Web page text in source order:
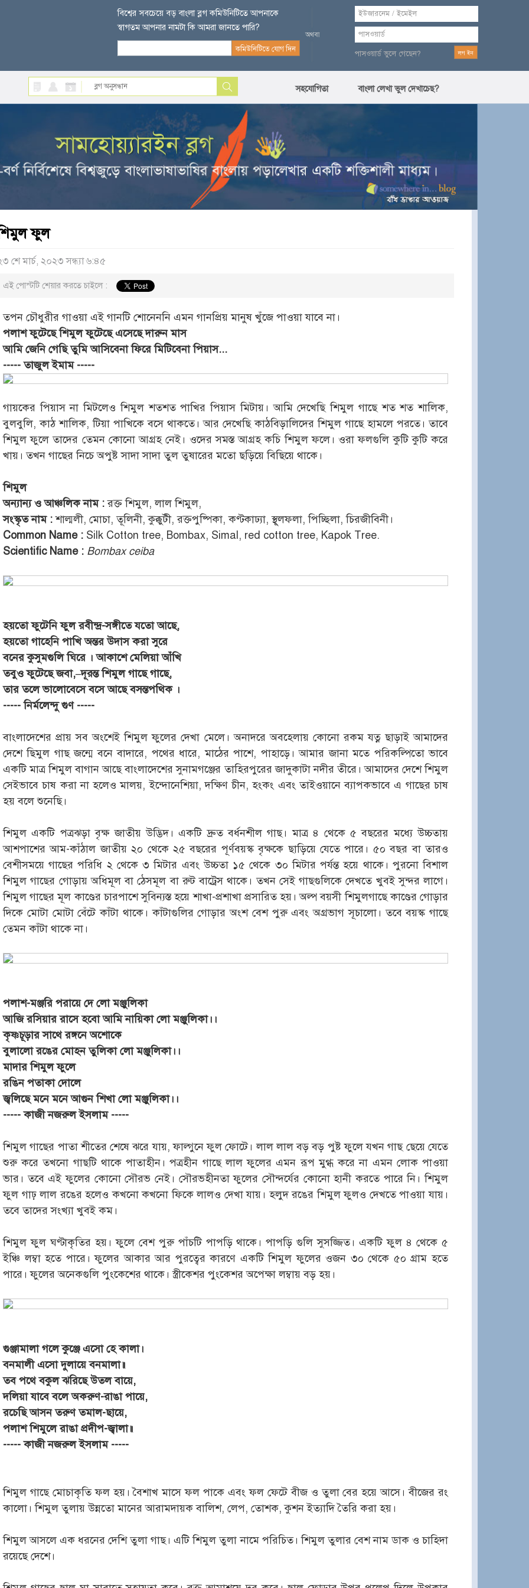
বিশ্বের সবচেয়ে বড় বাংলা ব্লগ কমিউনিটিতে আপনাকে
স্বাগতম আপনার নামটা কি আমরা জানতে পারি?
পাসওয়ার্ড ভুলে গেছেন?
সহযোগিতা বাংলা লেখা ভুল দেখাচেছ?
ফুল
শে মার্চ, ২০২৩ সন্ধ্যা ৬:৪৫
এই পোস্টটি শেয়ার করতে চাইলে :
তপন চৌধুরীর গাওয়া এই গানটি শোনেননি এমন গানপ্রিয় মানুষ খুঁজে পাওয়া যাবে না।
পলাশ ফুটেছে শিমুল ফুটেছে এসেছে দারুন মাস
আমি জেনি গেছি তুমি আসিবেনা ফিরে মিটিবেনা পিয়াস...
----- তাজুল ইমাম -----
গায়কের পিয়াস না মিটলেও শিমুল শতশত পাখির পিয়াস মিটায়। আমি দেখেছি শিমুল গাছে শত শত শালিক,
বুলবুলি, কাঠ শালিক, টিয়া পাখিকে বসে থাকতে। আর দেখেছি কাঠবিড়ালিদের শিমুল গাছে হামলে পরতে। তাবে
শিমুল ফুলে তাদের তেমন কোনো আগ্রহ নেই। ওদের সমস্ত আগ্রহ কচি শিমুল ফলে। ওরা ফলগুলি কুটি কুটি করে
খায়। তখন গাছের নিচে অপুষ্ট সাদা সাদা তুল তুষারের মতো ছড়িয়ে বিছিয়ে থাকে।
শিমুল
অন্যান্য ও আঞ্চলিক নাম :রক্ত শিমুল, লাল শিমুল,
সংস্কৃত নাম :শাল্মলী, মোচা, তূলিনী, কুক্কুটী, রক্তপুষ্পিকা, কণ্টকাঢ্যা, স্থূলফলা, পিচ্ছিলা, চিরজীবিনী।
Common Name : Silk Cotton tree, Bombax, Simal, red cotton tree, Kapok Tree.
Scientific Name : Bombax ceiba
হয়তো ফুটেনি ফুল রবীন্দ্র-সঙ্গীতে যতো আছে,
হয়তো গাহেনি পাখি অন্তর উদাস করা সুরে
বনের কুসুমগুলি ঘিরে । আকাশে মেলিয়া আঁখি
তবুও ফুটেছে জবা,–দূরন্ত শিমুল গাছে গাছে,
তার তলে ভালোবেসে বসে আছে বসন্তপথিক ।
----- নির্মলেন্দু গুণ -----
বাংলাদেশের প্রায় সব অংশেই শিমুল ফুলের দেখা মেলে। অনাদরে অবহেলায় কোনো রকম যত্ন ছাড়াই আমাদের
দেশে ছিমুল গাছ জন্মে বনে বাদারে, পথের ধারে, মাঠের পাশে, পাহাড়ে। আমার জানা মতে পরিকল্পিতো ভাবে
একটি মাত্র শিমুল বাগান আছে বাংলাদেশের সুনামগঞ্জের তাহিরপুরের জাদুকাটা নদীর তীরে। আমাদের দেশে শিমুল
সেইভাবে চাষ করা না হলেও মালয়, ইন্দোনেশিয়া, দক্ষিণ চীন, হংকং এবং তাইওয়ানে ব্যাপকভাবে এ গাছের চাষ
হয় বলে শুনেছি।
শিমুল একটি পত্রঝড়া বৃক্ষ জাতীয় উদ্ভিদ। একটি দ্রুত বর্ধনশীল গাছ। মাত্র ৪ থেকে ৫ বছরের মধ্যে উচ্চতায়
আশপাশের আম-কাঁঠাল জাতীয় ২০ থেকে ২৫ বছরের পূর্ণবয়স্ক বৃক্ষকে ছাড়িয়ে যেতে পারে। ৫০ বছর বা তারও
বেশীসময়ে গাছের পরিধি ২ থেকে ৩ মিটার এবং উচ্চতা ১৫ থেকে ৩০ মিটার পর্যন্ত হয়ে থাকে। পুরনো বিশাল
শিমুল গাছের গোড়ায় অধিমূল বা ঠেসমূল বা রুট বাট্রেস থাকে। তখন সেই গাছগুলিকে দেখতে খুবই সুন্দর লাগে।
শিমুল গাছের মূল কাণ্ডের চারপাশে সুবিন্যস্ত হয়ে শাখা-প্রশাখা প্রসারিত হয়। অল্প বয়সী শিমুলগাছে কাণ্ডের গোড়ার
দিকে মোটা মোটা বেঁটে কাঁটা থাকে। কাঁটাগুলির গোড়ার অংশ বেশ পুরু এবং অগ্রভাগ সূচালো। তবে বয়স্ক গাছে
তেমন কাঁটা থাকে না।
পলাশ-মঞ্জরি পরায়ে দে লো মঞ্জুলিকা
আজি রসিয়ার রাসে হবো আমি নায়িকা লো মঞ্জুলিকা।।
কৃষ্ণচূড়ার সাথে রঙ্গনে অশোকে
বুলালো রঙের মোহন তুলিকা লো মঞ্জুলিকা।।
মাদার শিমুল ফুলে
রঙিন পতাকা দোলে
জ্বলিছে মনে মনে আগুন শিখা লো মঞ্জুলিকা।।
----- কাজী নজরুল ইসলাম -----
শিমুল গাছের পাতা শীতের শেষে ঝরে যায়, ফাল্গুনে ফুল ফোটে। লাল লাল বড় বড় পুষ্ট ফুলে যখন গাছ ছেয়ে যেতে
শুরু করে তখনো গাছটি থাকে পাতাহীন। পত্রহীন গাছে লাল ফুলের এমন রূপ মুগ্ধ করে না এমন লোক পাওয়া
ভার। তবে এই ফুলের কোনো সৌরভ নেই। সৌরভহীনতা ফুলের সৌন্দর্যের কোনো হানী করতে পারে নি। শিমুল
ফুল গাঢ় লাল রঙের হলেও কখনো কখনো ফিকে লালও দেখা যায়। হলুদ রঙের শিমুল ফুলও দেখতে পাওয়া যায়।
তবে তাদের সংখ্যা খুবই কম।
শিমুল ফুল ঘণ্টাকৃতির হয়। ফুলে বেশ পুরু পাঁচটি পাপড়ি থাকে। পাপড়ি গুলি সুসজ্জিত। একটি ফুল ৪ থেকে ৫
ইঞ্চি লম্বা হতে পারে। ফুলের আকার আর পুরত্বের কারণে একটি শিমুল ফুলের ওজন ৩০ থেকে ৫০ গ্রাম হতে
পারে। ফুলের অনেকগুলি পুংকেশের থাকে। স্ত্রীকেশর পুংকেশর অপেক্ষা লম্বায় বড় হয়।
গুঞ্জামালা গলে কুঞ্জে এসো হে কালা।
বনমালী এসো দুলায়ে বনমালা॥
তব পথে বকুল ঝরিছে উতল বায়ে,
দলিয়া যাবে বলে অকরুণ-রাঙা পায়ে,
রচেছি আসন তরুণ তমাল-ছায়ে,
পলাশ শিমুলে রাঙা প্রদীপ-জ্বালা॥
----- কাজী নজরুল ইসলাম -----
শিমুল গাছে মোচাকৃতি ফল হয়। বৈশাখ মাসে ফল পাকে এবং ফল ফেটে বীজ ও তুলা বের হয়ে আসে। বীজের রং
কালো। শিমুল তুলায় উন্নতো মানের আরামদায়ক বালিশ, লেপ, তোশক, কুশন ইত্যাদি তৈরি করা হয়।
শিমুল আসলে এক ধরনের দেশি তুলা গাছ। এটি শিমুল তুলা নামে পরিচিত। শিমুল তুলার বেশ নাম ডাক ও চাহিদা
রয়েছে দেশে।